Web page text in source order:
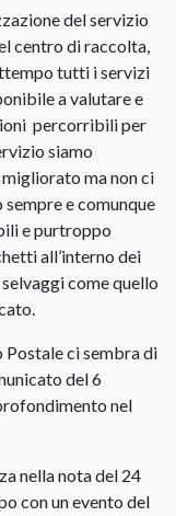
del servizio
centro di raccolta,
tutti i servizi
a valutare e
percorribili per
siamo
ma non ci
e comunque
e purtroppo
all’interno dei
come quello
Postale ci sembra di
del 6
nel
nella nota del 24
con un evento del